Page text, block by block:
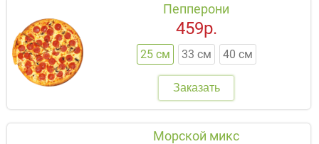
Пепперони
25 см 33 см 40 см
459р.
Заказать
Морской микс